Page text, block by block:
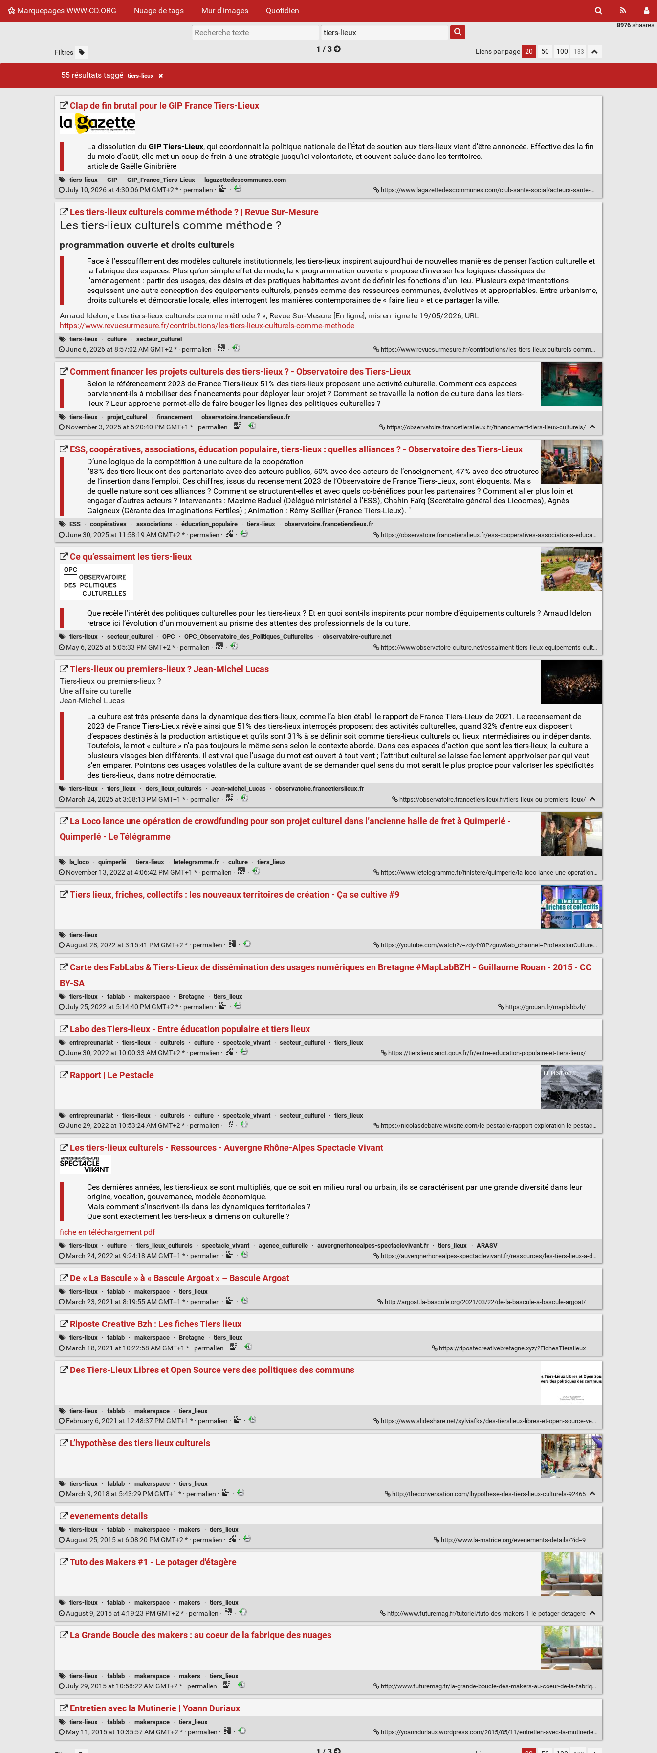
Marquepages WWW-CD.ORG Nuage de tags Mur d'images Quotidien
8976 shaares
Filtres 1 / 3 Liens par page 20 50 100
55 résultats taggé tiers-lieux
Clap de fin brutal pour le GIP France Tiers-Lieux
La dissolution du GIP Tiers-Lieux, qui coordonnait la politique nationale de l’État de soutien aux tiers-lieux vient d’être annoncée. Effective dès la fin
du mois d’août, elle met un coup de frein à une stratégie jusqu’ici volontariste, et souvent saluée dans les territoires.
article de Gaëlle Ginibrière
tiers-lieux · GIP · GIP_France_Tiers-Lieux · lagazettedescommunes.com
July 10, 2026 at 4:30:06 PM GMT+2 * · permalien · · https://www.lagazettedescommunes.com/club-sante-social/acteurs-sante-social/associations-sante-social/clap-de-fin-brutal-pour-le-gip-france-tiers-lieux.ILFNLS2OGBBSFOC74VWATCCR3E.html
Les tiers-lieux culturels comme méthode ? | Revue Sur-Mesure
Les tiers-lieux culturels comme méthode ?
programmation ouverte et droits culturels
Face à l’essoufflement des modèles culturels institutionnels, les tiers-lieux inspirent aujourd’hui de nouvelles manières de penser l’action culturelle et
la fabrique des espaces. Plus qu’un simple effet de mode, la « programmation ouverte » propose d’inverser les logiques classiques de
l’aménagement : partir des usages, des désirs et des pratiques habitantes avant de définir les fonctions d’un lieu. Plusieurs expérimentations
esquissent une autre conception des équipements culturels, pensés comme des ressources communes, évolutives et appropriables. Entre urbanisme,
droits culturels et démocratie locale, elles interrogent les manières contemporaines de « faire lieu » et de partager la ville.
Arnaud Idelon, « Les tiers-lieux culturels comme méthode ? », Revue Sur-Mesure [En ligne], mis en ligne le 19/05/2026, URL :
https://www.revuesurmesure.fr/contributions/les-tiers-lieux-culturels-comme-methode
tiers-lieux · culture · secteur_culturel
June 6, 2026 at 8:57:02 AM GMT+2 * · permalien · · https://www.revuesurmesure.fr/contributions/les-tiers-lieux-culturels-comme-methode
Comment financer les projets culturels des tiers-lieux ? - Observatoire des Tiers-Lieux
Selon le référencement 2023 de France Tiers-lieux 51% des tiers-lieux proposent une activité culturelle. Comment ces espaces
parviennent-ils à mobiliser des financements pour déployer leur projet ? Comment se travaille la notion de culture dans les tiers-
lieux ? Leur approche permet-elle de faire bouger les lignes des politiques culturelles ?
tiers-lieux · projet_culturel · financement · observatoire.francetierslieux.fr
November 3, 2025 at 5:20:40 PM GMT+1 * · permalien · · https://observatoire.francetierslieux.fr/financement-tiers-lieux-culturels/
ESS, coopératives, associations, éducation populaire, tiers-lieux : quelles alliances ? - Observatoire des Tiers-Lieux
D’une logique de la compétition à une culture de la coopération
"83% des tiers-lieux ont des partenariats avec des acteurs publics, 50% avec des acteurs de l’enseignement, 47% avec des structures
de l’insertion dans l’emploi. Ces chiffres, issus du recensement 2023 de l’Observatoire de France Tiers-Lieux, sont éloquents. Mais
de quelle nature sont ces alliances ? Comment se structurent-elles et avec quels co-bénéfices pour les partenaires ? Comment aller plus loin et
engager d’autres acteurs ? Intervenants : Maxime Baduel (Délégué ministériel à l’ESS), Chahin Faïq (Secrétaire général des Licoornes), Agnès
Gaigneux (Gérante des Imaginations Fertiles) ; Animation : Rémy Seillier (France Tiers-Lieux). "
ESS · coopératives · associations · éducation_populaire · tiers-lieux · observatoire.francetierslieux.fr
June 30, 2025 at 11:58:19 AM GMT+2 * · permalien · · https://observatoire.francetierslieux.fr/ess-cooperatives-associations-education-populaire-tiers-lieux-quelles-alliances/
Ce qu’essaiment les tiers-lieux
Que recèle l’intérêt des politiques culturelles pour les tiers-lieux ? Et en quoi sont-ils inspirants pour nombre d’équipements culturels ? Arnaud Idelon
retrace ici l’évolution d’un mouvement au prisme des attentes des professionnels de la culture.
tiers-lieux · secteur_culturel · OPC · OPC_Observatoire_des_Politiques_Culturelles · observatoire-culture.net
May 6, 2025 at 5:05:33 PM GMT+2 * · permalien · · https://www.observatoire-culture.net/essaiment-tiers-lieux-equipements-culturels-butinent/
Tiers-lieux ou premiers-lieux ? Jean-Michel Lucas
Tiers-lieux ou premiers-lieux ?
Une affaire culturelle
Jean-Michel Lucas
La culture est très présente dans la dynamique des tiers-lieux, comme l’a bien établi le rapport de France Tiers-Lieux de 2021. Le recensement de
2023 de France Tiers-Lieux révèle ainsi que 51% des tiers-lieux interrogés proposent des activités culturelles, quand 32% d’entre eux disposent
d’espaces destinés à la production artistique et qu’ils sont 31% à se définir soit comme tiers-lieux culturels ou lieux intermédiaires ou indépendants.
Toutefois, le mot « culture » n’a pas toujours le même sens selon le contexte abordé. Dans ces espaces d’action que sont les tiers-lieux, la culture a
plusieurs visages bien différents. Il est vrai que l’usage du mot est ouvert à tout vent ; l’attribut culturel se laisse facilement apprivoiser par qui veut
s’en emparer. Pointons ces usages volatiles de la culture avant de se demander quel sens du mot serait le plus propice pour valoriser les spécificités
des tiers-lieux, dans notre démocratie.
tiers-lieux · tiers_lieux · tiers_lieux_culturels · Jean-Michel_Lucas · observatoire.francetierslieux.fr
March 24, 2025 at 3:08:13 PM GMT+1 * · permalien · · https://observatoire.francetierslieux.fr/tiers-lieux-ou-premiers-lieux/
La Loco lance une opération de crowdfunding pour son projet culturel dans l’ancienne halle de fret à Quimperlé -
Quimperlé - Le Télégramme
la_loco · quimperlé · tiers-lieux · letelegramme.fr · culture · tiers_lieux
November 13, 2022 at 4:06:42 PM GMT+1 * · permalien · · https://www.letelegramme.fr/finistere/quimperle/la-loco-lance-une-operation-de-crowdfunding-pour-son-projet-culturel-dans-l-ancienne-halle-de-fret-a-quimperle-13-11-2022-13219297.php
Tiers lieux, friches, collectifs : les nouveaux territoires de création - Ça se cultive #9
tiers-lieux
August 28, 2022 at 3:15:41 PM GMT+2 * · permalien · · https://youtube.com/watch?v=zdy4Y8Pzguw&ab_channel=ProfessionCulture&quality=dash
Carte des FabLabs & Tiers-Lieux de dissémination des usages numériques en Bretagne #MapLabBZH - Guillaume Rouan - 2015 - CC
BY-SA
tiers-lieux · fablab · makerspace · Bretagne · tiers_lieux
July 25, 2022 at 5:14:40 PM GMT+2 * · permalien · · https://grouan.fr/maplabbzh/
Labo des Tiers-lieux - Entre éducation populaire et tiers lieux
entrepreunariat · tiers-lieux · culturels · culture · spectacle_vivant · secteur_culturel · tiers_lieux
June 30, 2022 at 10:00:33 AM GMT+2 * · permalien · · https://tierslieux.anct.gouv.fr/fr/entre-education-populaire-et-tiers-lieux/
Rapport | Le Pestacle
entrepreunariat · tiers-lieux · culturels · culture · spectacle_vivant · secteur_culturel · tiers_lieux
June 29, 2022 at 10:53:24 AM GMT+2 * · permalien · · https://nicolasdebaive.wixsite.com/le-pestacle/rapport-exploration-le-pestacle
Les tiers-lieux culturels - Ressources - Auvergne Rhône-Alpes Spectacle Vivant
Ces dernières années, les tiers-lieux se sont multipliés, que ce soit en milieu rural ou urbain, ils se caractérisent par une grande diversité dans leur
origine, vocation, gouvernance, modèle économique.
Mais comment s’inscrivent-ils dans les dynamiques territoriales ?
Que sont exactement les tiers-lieux à dimension culturelle ?
fiche en téléchargement pdf
tiers-lieux · culture · tiers_lieux_culturels · spectacle_vivant · agence_culturelle · auvergnerhonealpes-spectaclevivant.fr · tiers_lieux · ARASV
March 24, 2022 at 9:24:18 AM GMT+1 * · permalien · · https://auvergnerhonealpes-spectaclevivant.fr/ressources/les-tiers-lieux-a-dimension-culturelle/
De « La Bascule » à « Bascule Argoat » – Bascule Argoat
tiers-lieux · fablab · makerspace · tiers_lieux
March 23, 2021 at 8:19:55 AM GMT+1 * · permalien · · http://argoat.la-bascule.org/2021/03/22/de-la-bascule-a-bascule-argoat/
Riposte Creative Bzh : Les fiches Tiers lieux
tiers-lieux · fablab · makerspace · Bretagne · tiers_lieux
March 18, 2021 at 10:22:58 AM GMT+1 * · permalien · · https://ripostecreativebretagne.xyz/?FichesTierslieux
Des Tiers-Lieux Libres et Open Source vers des politiques des communs
tiers-lieux · fablab · makerspace · tiers_lieux
February 6, 2021 at 12:48:37 PM GMT+1 * · permalien · · https://www.slideshare.net/sylviafks/des-tierslieux-libres-et-open-source-vers-des-politiques-des-communs-192326659
L’hypothèse des tiers lieux culturels
tiers-lieux · fablab · makerspace · tiers_lieux
March 9, 2018 at 5:43:29 PM GMT+1 * · permalien · · http://theconversation.com/lhypothese-des-tiers-lieux-culturels-92465
evenements details
tiers-lieux · fablab · makerspace · makers · tiers_lieux
August 25, 2015 at 6:08:20 PM GMT+2 * · permalien · · http://www.la-matrice.org/evenements-details/?id=9
Tuto des Makers #1 - Le potager d'étagère
tiers-lieux · fablab · makerspace · makers · tiers_lieux
August 9, 2015 at 4:19:23 PM GMT+2 * · permalien · · http://www.futuremag.fr/tutoriel/tuto-des-makers-1-le-potager-detagere
La Grande Boucle des makers : au coeur de la fabrique des nuages
tiers-lieux · fablab · makerspace · makers · tiers_lieux
July 29, 2015 at 10:58:22 AM GMT+2 * · permalien · · http://www.futuremag.fr/la-grande-boucle-des-makers-au-coeur-de-la-fabrique-des-nuages
Entretien avec la Mutinerie | Yoann Duriaux
tiers-lieux · fablab · makerspace · tiers_lieux
May 11, 2015 at 10:35:57 AM GMT+2 * · permalien · · https://yoannduriaux.wordpress.com/2015/05/11/entretien-avec-la-mutinerie/